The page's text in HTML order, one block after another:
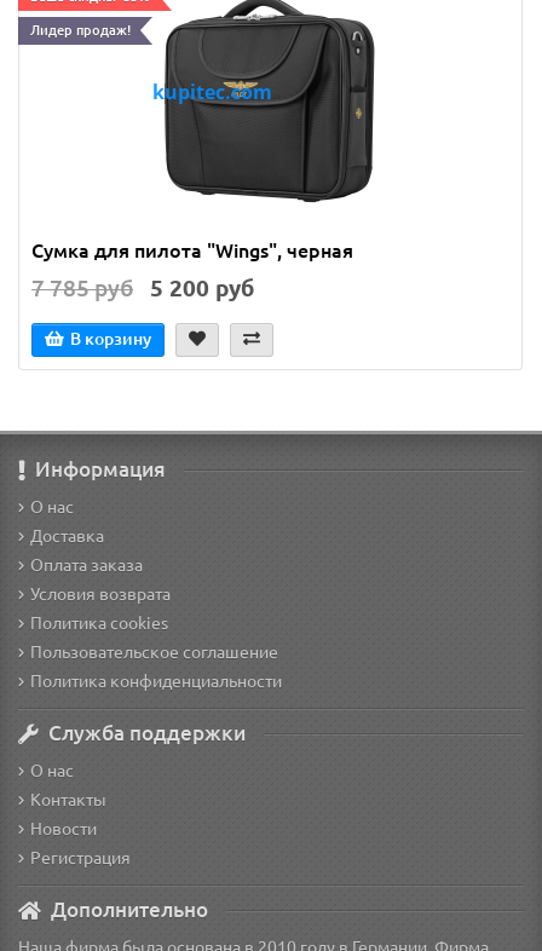
Лидер продаж!
Сумка для пилота "Wings", черная
7 785 руб 5 200 руб
В корзину
Информация
О нас
Доставка
Оплата заказа
Условия возврата
Политика cookies
Пользовательское соглашение
Политика конфиденциальности
Служба поддержки
О нас
Контакты
Новости
Регистрация
Дополнительно